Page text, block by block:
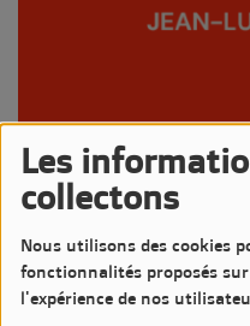
Les
collectons
Nous utilisons des cookies
fonctionnalités proposés
l'expérience de nos
07 SEPTEMBRE 2025 - 1151
Écouter le podcast
Comme chaque dimanche
pour mettre en lumière un